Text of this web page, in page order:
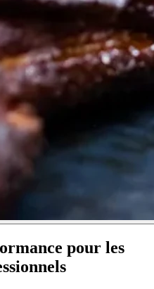
pour les